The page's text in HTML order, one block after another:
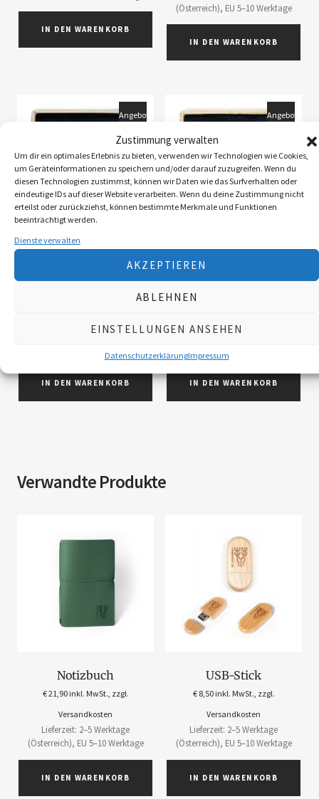
Zustimmung verwalten
Um dir ein optimales Erlebnis zu bieten, verwenden wir Technologien wie Cookies,
um Geräteinformationen zu speichern und/oder darauf zuzugreifen. Wenn du
diesen Technologien zustimmst, können wir Daten wie das Surfverhalten oder
eindeutige IDs auf dieser Website verarbeiten. Wenn du deine Zustimmung nicht
erteilst oder zurückziehst, können bestimmte Merkmale und Funktionen
beeinträchtigt werden.
Dienste verwalten
AKZEPTIEREN
ABLEHNEN
EINSTELLUNGEN ANSEHEN
DatenschutzerklärungImpressum
IN DEN WARENKORB
(Österreich), EU 5–10 Werktage
IN DEN WARENKORB
Angebot!
Birnenholz
inkl. MwSt., zzgl.
Lieferzeit: 2–5 Werktage
IN DEN WARENKORB
Angebot!
Edelstahl und
Birnenholz
€ 28,00
Lieferzeit: 2–5 Werktage
IN DEN WARENKORB
Verwandte Produkte
Notizbuch
€21,90 inkl. MwSt., zzgl.
Versandkosten
Lieferzeit: 2–5 Werktage
(Österreich), EU 5–10 Werktage
IN DEN WARENKORB
USB-Stick
€8,50 inkl. MwSt., zzgl.
Versandkosten
Lieferzeit: 2–5 Werktage
(Österreich), EU 5–10 Werktage
IN DEN WARENKORB